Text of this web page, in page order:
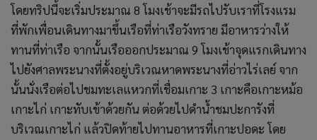
โดยทริปนี้จะเริ่มประมาณ 8 โมงเช้าจะมีรถไปรับเราที่โรงแรม
ที่พักเพื่อนเดินทางมาขึ้นเรือที่ท่าเรือวังทราย มีอาหารว่างให้
ทานที่ท่าเรือ จากนั้นเรือออกประมาณ 9 โมงเช้าจุดแรกเดินทาง
ไปยังศาลพระนางที่ตั้งอยู่บริเวณหาดพระนางที่อ่าวไร่เลย์ จาก
นั้นนั่งเรือต่อไปชมทะเลแหวกที่เชื่อมเกาะ 3 เกาะคือเกาะหม้อ
เกาะไก่ เกาะทับเข้าด้วยกัน ต่อด้วยไปดำน้ำชมปะการังที่
บริเวณเกาะไก่ แล้วปิดท้ายไปทานอาหารที่เกาะปอดะ โดย